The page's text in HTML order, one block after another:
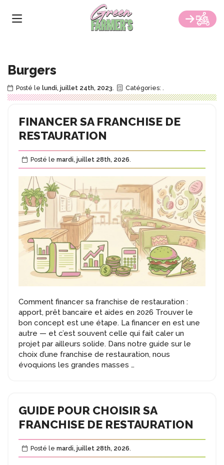
FRANCHISE
GREEN EVENTS
CATERING
CONTACT
BLOG
COMMANDER
Burgers
Posté le lundi, juillet 24th, 2023. Catégories: .
FINANCER SA FRANCHISE DE
RESTAURATION
Posté le mardi, juillet 28th, 2026.
Comment financer sa franchise de restauration :
apport, prêt bancaire et aides en 2026 Trouver le
bon concept est une étape. La financer en est une
autre — et c’est souvent celle qui fait caler un
projet par ailleurs solide. Dans notre guide sur le
choix d’une franchise de restauration, nous
évoquions les grandes masses …
Restauration
GUIDE POUR CHOISIR SA
FRANCHISE DE RESTAURATION
Posté le mardi, juillet 28th, 2026.